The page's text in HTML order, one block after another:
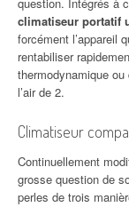
climatiseur portatif
forcément l’appareil
rentabiliser
thermodynamique
l’air de 2.
Climatiseur
Continuellement
grosse question de
perles de trois